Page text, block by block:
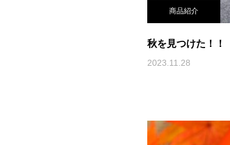
商品紹介
秋を見つけた！！
2023.11.28